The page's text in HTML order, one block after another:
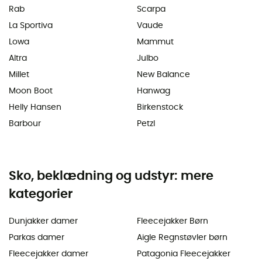
Rab
La Sportiva
Lowa
Altra
Millet
Moon Boot
Helly Hansen
Barbour
Scarpa
Vaude
Mammut
Julbo
New Balance
Hanwag
Birkenstock
Petzl
Sko, beklædning og udstyr: mere
kategorier
Dunjakker damer
Parkas damer
Fleecejakker damer
Fleecejakker Børn
Aigle Regnstøvler børn
Patagonia Fleecejakker